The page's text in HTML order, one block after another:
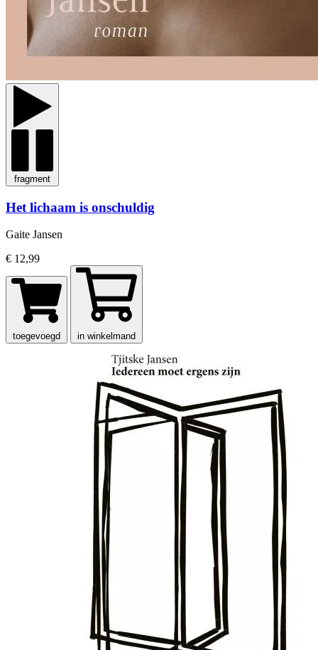
fragment
Het lichaam is onschuldig
Gaite Jansen
€ 12,99
toegevoegd in winkelmand